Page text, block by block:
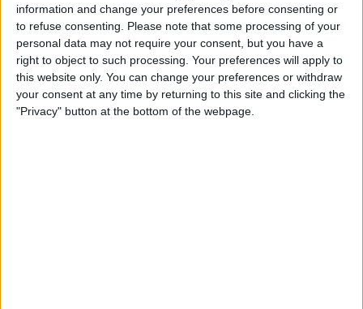
information and change your preferences before consenting or
to refuse consenting. Please note that some processing of your
personal data may not require your consent, but you have a
right to object to such processing. Your preferences will apply to
this website only. You can change your preferences or withdraw
your consent at any time by returning to this site and clicking the
"Privacy" button at the bottom of the webpage.